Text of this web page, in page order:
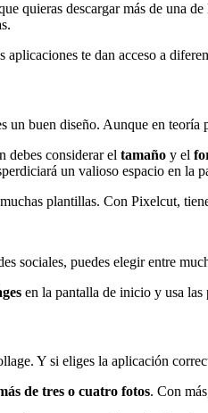
quieras descargar más de
te dan acceso a
buen diseño. Aunque en
debes considerar el tamaño y el
un valioso espacio en la
plantillas. Con Pixelcut,
sociales, puedes elegir entre
en la pantalla de inicio y usa las
Y si eliges la aplicación
de tres o cuatro fotos. Con